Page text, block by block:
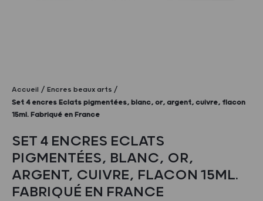
Accueil
Encres beaux arts
Set 4 encres Eclats pigmentées, blanc, or, argent, cuivre, flacon
15ml. Fabriqué en France
SET 4 ENCRES ECLATS
PIGMENTÉES, BLANC, OR,
ARGENT, CUIVRE, FLACON 15ML.
FABRIQUÉ EN FRANCE